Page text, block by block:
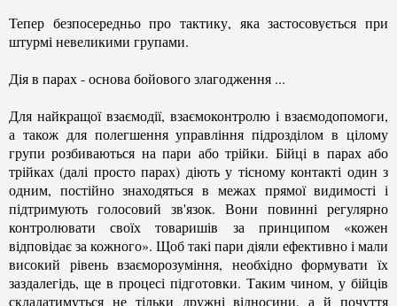
Тепер безпосередньо про тактику, яка застосовується при
штурмі невеликими групами.
Дія в парах - основа бойового злагодження ...
Для найкращої взаємодії, взаємоконтролю і взаємодопомоги,
а також для полегшення управління підрозділом в цілому
групи розбиваються на пари або трійки. Бійці в парах або
трійках (далі просто парах) діють у тісному контакті один з
одним, постійно знаходяться в межах прямої видимості і
підтримують голосовий зв'язок. Вони повинні регулярно
контролювати своїх товаришів за принципом «кожен
відповідає за кожного». Щоб такі пари діяли ефективно і мали
високий рівень взаєморозуміння, необхідно формувати їх
заздалегідь, ще в процесі підготовки. Таким чином, у бійців
складатимуться не тільки дружні відносини, а й почуття